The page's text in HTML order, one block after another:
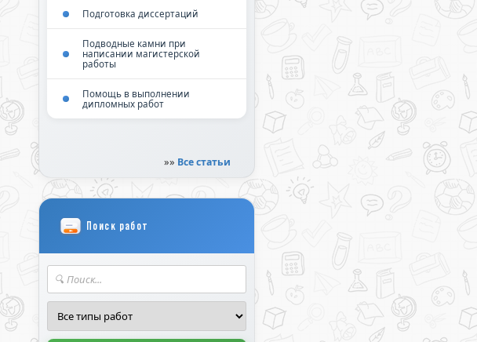
Подготовка диссертаций
Подводные камни при
написании магистерской
работы
Помощь в выполнении
дипломных работ
»» Все статьи
Поиск работ